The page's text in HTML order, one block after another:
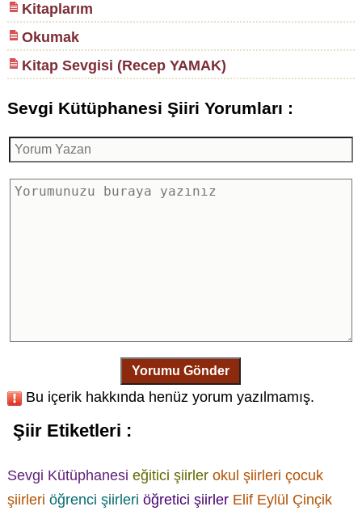
Kitaplarım
Okumak
Kitap Sevgisi (Recep YAMAK)
Sevgi Kütüphanesi Şiiri Yorumları :
Yorumu Gönder
Bu içerik hakkında henüz yorum yazılmamış.
Şiir Etiketleri :
Sevgi Kütüphanesi eğitici şiirler okul şiirleri çocuk
şiirleri öğrenci şiirleri öğretici şiirler Elif Eylül Çinçik